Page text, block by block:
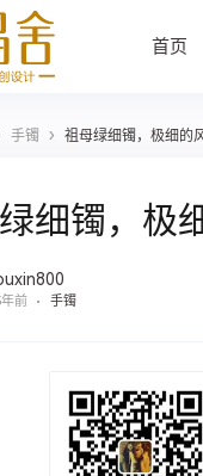
首页
手镯 › 祖母绿细镯，极细的
细镯，极
年前 手镯